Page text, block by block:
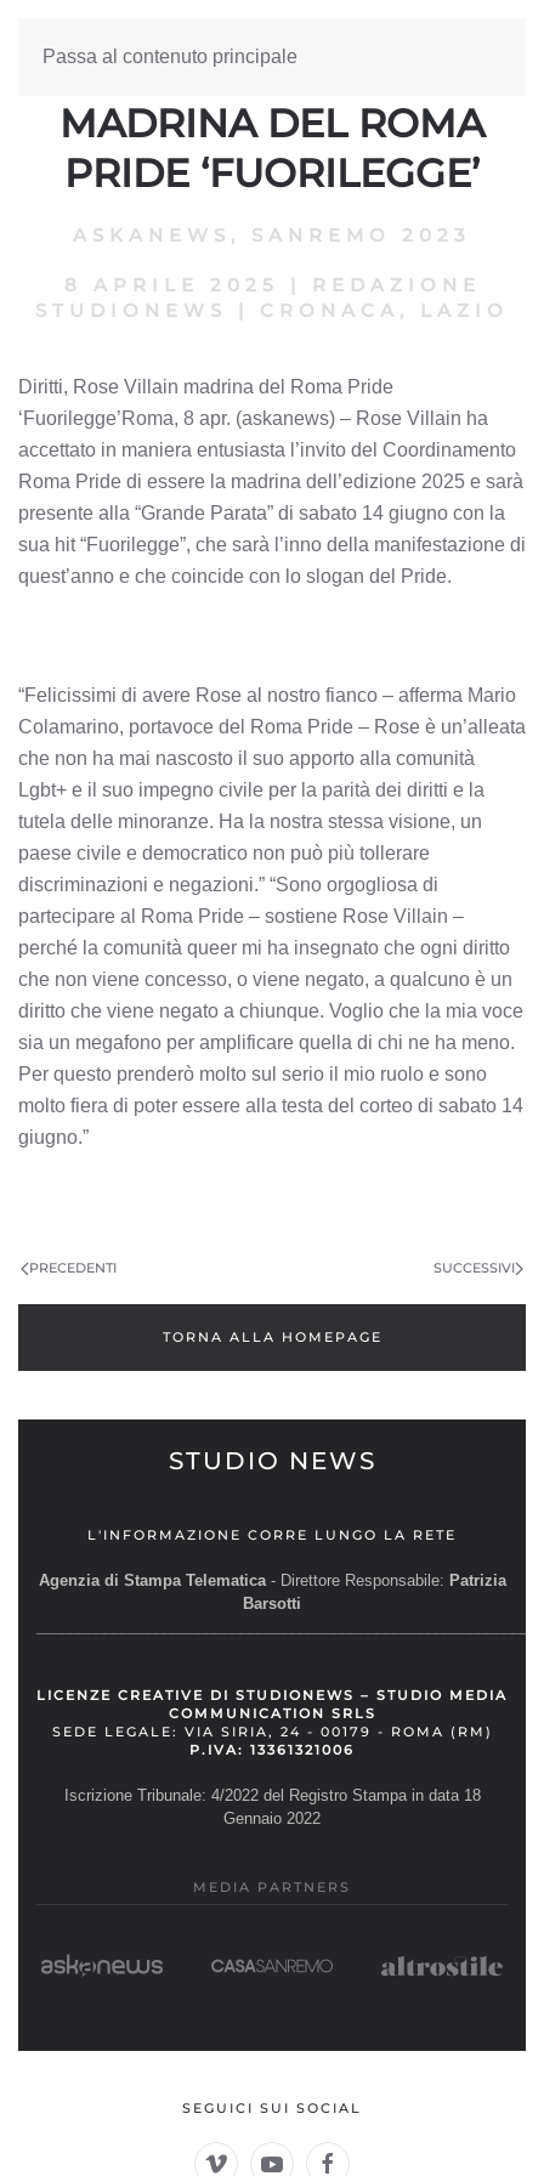
Passa al contenuto principale
DIRITTI, ROSE VILLAIN
MADRINA DEL ROMA
PRIDE ‘FUORILEGGE’
ASKANEWS , SANREMO 2023
8 APRILE 2025 |
REDAZIONE
STUDIONEWS
| CRONACA, LAZIO
Diritti, Rose Villain madrina del Roma Pride
‘Fuorilegge’Roma, 8 apr. (askanews) – Rose Villain ha
accettato in maniera entusiasta l’invito del Coordinamento
Roma Pride di essere la madrina dell’edizione 2025 e sarà
presente alla “Grande Parata” di sabato 14 giugno con la
sua hit “Fuorilegge”, che sarà l’inno della manifestazione di
quest’anno e che coincide con lo slogan del Pride.
“Felicissimi di avere Rose al nostro fianco – afferma Mario
Colamarino, portavoce del Roma Pride – Rose è un’alleata
che non ha mai nascosto il suo apporto alla comunità
Lgbt+ e il suo impegno civile per la parità dei diritti e la
tutela delle minoranze. Ha la nostra stessa visione, un
paese civile e democratico non può più tollerare
discriminazioni e negazioni.” “Sono orgogliosa di
partecipare al Roma Pride – sostiene Rose Villain –
perché la comunità queer mi ha insegnato che ogni diritto
che non viene concesso, o viene negato, a qualcuno è un
diritto che viene negato a chiunque. Voglio che la mia voce
sia un megafono per amplificare quella di chi ne ha meno.
Per questo prenderò molto sul serio il mio ruolo e sono
molto fiera di poter essere alla testa del corteo di sabato 14
giugno.”
PRECEDENTI SUCCESSIVI
TORNA ALLA HOMEPAGE
STUDIO NEWS
L'INFORMAZIONE CORRE LUNGO LA RETE
Agenzia di Stampa Telematica- Direttore Responsabile: Patrizia
Barsotti
LICENZE CREATIVE DI STUDIONEWS – STUDIO MEDIA
COMMUNICATION SRLS
SEDE LEGALE: VIA SIRIA, 24 - 00179 - ROMA (RM)
P.IVA: 13361321006
Iscrizione Tribunale: 4/2022 del Registro Stampa in data 18
Gennaio 2022
MEDIA PARTNERS
SEGUICI SUI SOCIAL